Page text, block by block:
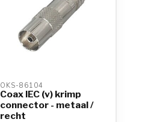
OKS-86104
Coax IEC (v) krimp
connector - metaal /
recht